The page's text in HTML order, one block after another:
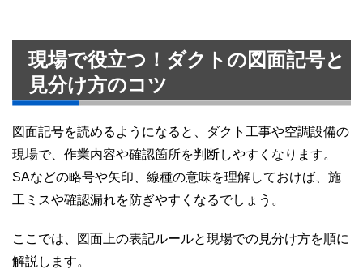
現場で役立つ！ダクトの図面記号と
見分け方のコツ
図面記号を読めるようになると、ダクト工事や空調設備の
現場で、作業内容や確認箇所を判断しやすくなります。
SAなどの略号や矢印、線種の意味を理解しておけば、施
工ミスや確認漏れを防ぎやすくなるでしょう。
ここでは、図面上の表記ルールと現場での見分け方を順に
解説します。